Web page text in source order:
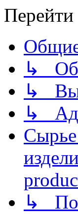
Перейти
↳
↳
↳
Сырье
↳